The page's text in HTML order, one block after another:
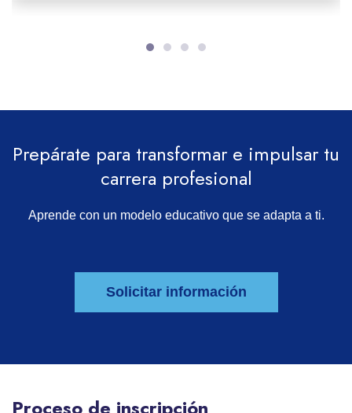
Prepárate para transformar e impulsar tu
carrera profesional
Aprende con un modelo educativo que se adapta a ti.
Solicitar información